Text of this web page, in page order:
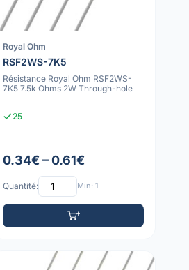
Royal Ohm
RSF2WS-7K5
Résistance Royal Ohm RSF2WS-
7K5 7.5k Ohms 2W Through-hole
25
0.34€ – 0.61€
Quantité: Min: 1